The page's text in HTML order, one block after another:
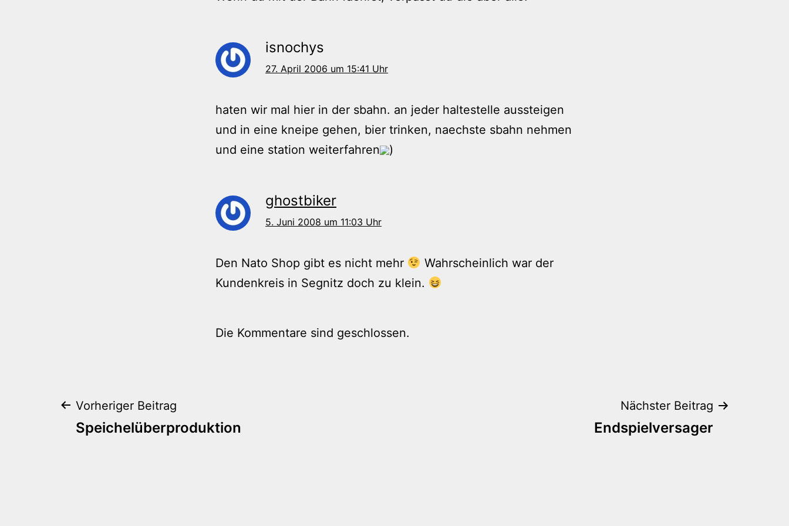
isnochys
27. April 2006 um 15:41 Uhr
haten wir mal hier in der sbahn. an jeder haltestelle aussteigen
und in eine kneipe gehen, bier trinken, naechste sbahn nehmen
und eine station weiterfahren
)
ghostbiker
5. Juni 2008 um 11:03 Uhr
Den Nato Shop gibt es nicht mehr
Wahrscheinlich war der
Kundenkreis in Segnitz doch zu klein.
Die Kommentare sind geschlossen.
Beitragsnavigation
Vorheriger Beitrag
Speichelüberproduktion
Nächster Beitrag
Endspielversager